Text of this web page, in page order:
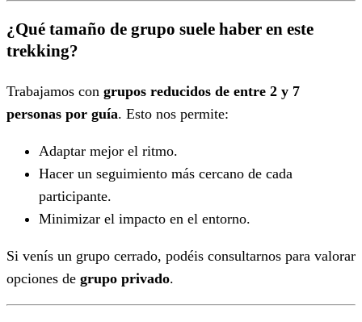
¿Qué tamaño de grupo suele haber en este
trekking?
Trabajamos con grupos reducidos de entre 2 y 7
personas por guía. Esto nos permite:
Adaptar mejor el ritmo.
Hacer un seguimiento más cercano de cada
participante.
Minimizar el impacto en el entorno.
Si venís un grupo cerrado, podéis consultarnos para valorar
opciones de grupo privado.